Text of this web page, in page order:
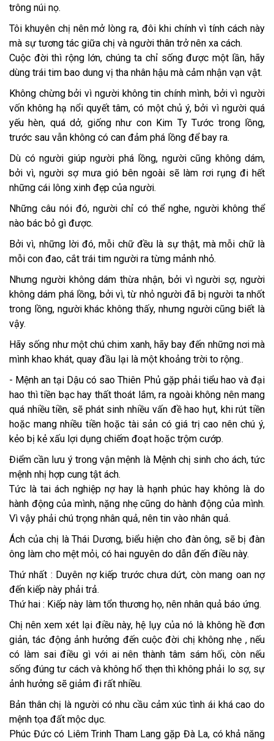
trông núi nọ.
Tôi khuyên chị nên mở lòng ra, đôi khi chính vì tính cách này
mà sự tương tác giữa chị và người thân trở nên xa cách.
Cuộc đời thì rộng lớn, chúng ta chỉ sống được một lần, hãy
dùng trái tim bao dung vị tha nhân hậu mà cảm nhận vạn vật.
Không chừng bởi vì người không tin chính mình, bởi vì người
vốn không hạ nổi quyết tâm, có một chủ ý, bởi vì người quá
yếu hèn, quá dở, giống như con Kim Ty Tước trong lồng,
trước sau vẫn không có can đảm phá lồng để bay ra.
Dù có người giúp người phá lồng, người cũng không dám,
bởi vì, người sợ mưa gió bên ngoài sẽ làm rơi rụng đi hết
những cái lông xinh đẹp của người.
Những câu nói đó, người chỉ có thể nghe, người không thể
nào bác bỏ gì được.
Bởi vì, những lời đó, mỗi chữ đều là sự thật, mà mỗi chữ là
mỗi con đao, cắt trái tim người ra từng mảnh nhỏ.
Nhưng người không dám thừa nhận, bởi vì người sợ, người
không dám phá lồng, bởi vì, từ nhỏ người đã bị người ta nhốt
trong lồng, người khác không thấy, nhưng người cũng biết là
vậy.
Hãy sống như một chú chim xanh, hãy bay đến những nơi mà
mình khao khát, quay đầu lại là một khoảng trời to rộng..
- Mệnh an tại Dậu có sao Thiên Phủ gặp phải tiểu hao và đại
hao thì tiền bạc hay thất thoát lắm, ra ngoài không nên mang
quá nhiều tiền, sẽ phát sinh nhiều vấn đề hao hụt, khi rút tiền
hoặc mang nhiều tiền hoặc tài sản có giá trị cao nên chú ý,
kẻo bị kẻ xấu lợi dụng chiếm đoạt hoặc trộm cướp.
Điểm cần lưu ý trong vận mệnh là Mệnh chị sinh cho ách, tức
mệnh nhị hợp cung tật ách.
Tức là tai ách nghiệp nợ hay là hạnh phúc hay không là do
hành động của mình, nặng nhẹ cũng do hành động của mình.
Vì vậy phải chú trọng nhân quả, nên tin vào nhân quả.
Ách của chị là Thái Dương, biểu hiện cho đàn ông, sẽ bị đàn
ông làm cho mệt mỏi, có hai nguyên do dẫn đến điều này.
Thứ nhất : Duyên nợ kiếp trước chưa dứt, còn mang oan nợ
đến kiếp này phải trả.
Thứ hai : Kiếp này làm tổn thương họ, nên nhân quả báo ứng.
Chị nên xem xét lại điều này, hệ lụy của nó là không hề đơn
giản, tác động ảnh hưởng đến cuộc đời chị không nhẹ , nếu
có làm sai điều gì với ai nên thành tâm sám hối, còn nếu
sống đúng tư cách và không hổ thẹn thì không phải lo sợ, sự
ảnh hưởng sẽ giảm đi rất nhiều.
Bản thân chị là người có nhu cầu cảm xúc tình ái khá cao do
mệnh tọa đất mộc dục.
Phúc Đức có Liêm Trinh Tham Lang gặp Đà La, có khả năng